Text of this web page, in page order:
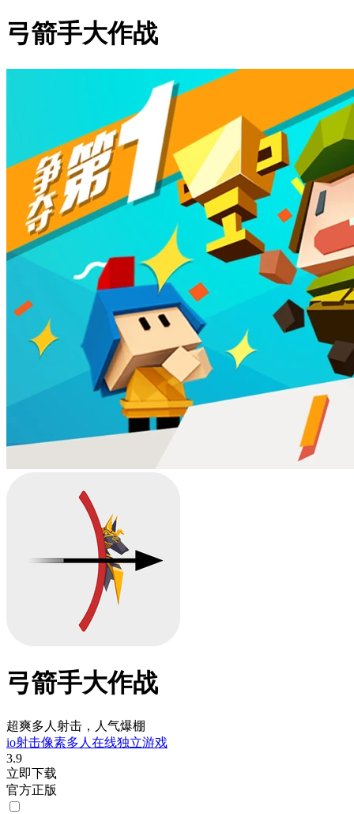
弓箭手大作战
弓箭手大作战
超爽多人射击，人气爆棚
io射击像素多人在线独立游戏
3.9
立即下载
官方正版